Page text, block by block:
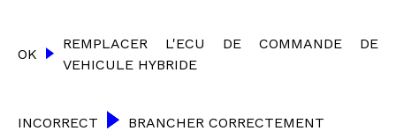
OK
REMPLACER L'ECU DE COMMANDE DE
VEHICULE HYBRIDE
INCORRECT BRANCHER CORRECTEMENT